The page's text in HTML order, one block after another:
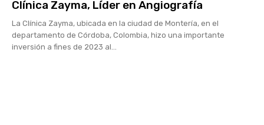
Clínica Zayma, Líder en Angiografía
La Clínica Zayma, ubicada en la ciudad de Montería, en el
departamento de Córdoba, Colombia, hizo una importante
inversión a fines de 2023 al...